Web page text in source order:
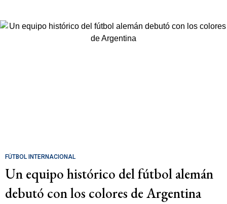
FÚTBOL INTERNACIONAL
Un equipo histórico del fútbol alemán
debutó con los colores de Argentina